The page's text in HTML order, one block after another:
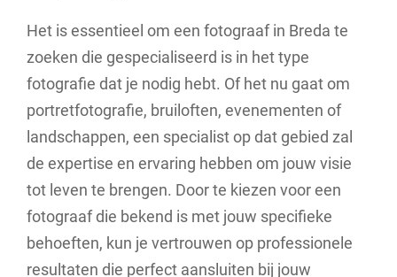
Het is essentieel om een fotograaf in Breda te
zoeken die gespecialiseerd is in het type
fotografie dat je nodig hebt. Of het nu gaat om
portretfotografie, bruiloften, evenementen of
landschappen, een specialist op dat gebied zal
de expertise en ervaring hebben om jouw visie
tot leven te brengen. Door te kiezen voor een
fotograaf die bekend is met jouw specifieke
behoeften, kun je vertrouwen op professionele
resultaten die perfect aansluiten bij jouw